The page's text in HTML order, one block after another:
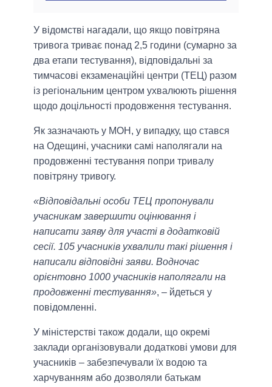
У відомстві нагадали, що якщо повітряна
тривога триває понад 2,5 години (сумарно за
два етапи тестування), відповідальні за
тимчасові екзаменаційні центри (ТЕЦ) разом
із регіональним центром ухвалюють рішення
щодо доцільності продовження тестування.
Як зазначають у МОН, у випадку, що стався
на Одещині, учасники самі наполягали на
продовженні тестування попри тривалу
повітряну тривогу.
«Відповідальні особи ТЕЦ пропонували
учасникам завершити оцінювання і
написати заяву для участі в додатковій
сесії. 105 учасників ухвалили такі рішення і
написали відповідні заяви. Водночас
орієнтовно 1000 учасників наполягали на
продовженні тестування», – йдеться у
повідомленні.
У міністерстві також додали, що окремі
заклади організовували додаткові умови для
учасників – забезпечували їх водою та
харчуванням або дозволяли батькам